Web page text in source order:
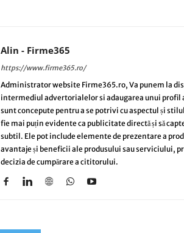
Alin - Firme365
https://www.firme365.ro/
Administrator website Firme365.ro, Va punem la
intermediul advertorialelor si adaugarea unui
sunt concepute pentru a se potrivi cu aspectul și
fie mai puțin evidente ca publicitate directă și să
subtil. Ele pot include elemente de prezentare a
avantaje și beneficii ale produsului sau serviciului,
decizia de cumpărare a cititorului.